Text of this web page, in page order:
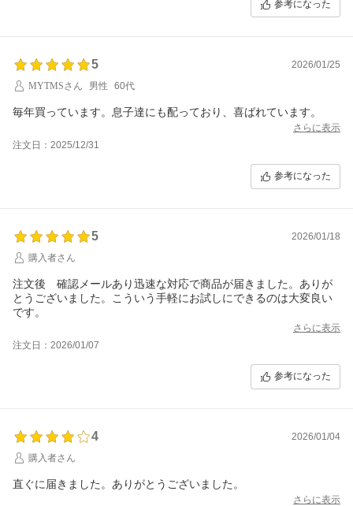
参考になった
5
2026/01/25
MYTMSさん
男性 60代
毎年買っています。息子達にも配っており、喜ばれています。
さらに表示
注文日：2025/12/31
参考になった
5
2026/01/18
購入者さん
注文後 確認メールあり迅速な対応で商品が届きました。ありが
とうございました。こういう手軽にお試しにできるのは大変良い
です。
さらに表示
注文日：2026/01/07
参考になった
4
2026/01/04
購入者さん
直ぐに届きました。ありがとうございました。
さらに表示